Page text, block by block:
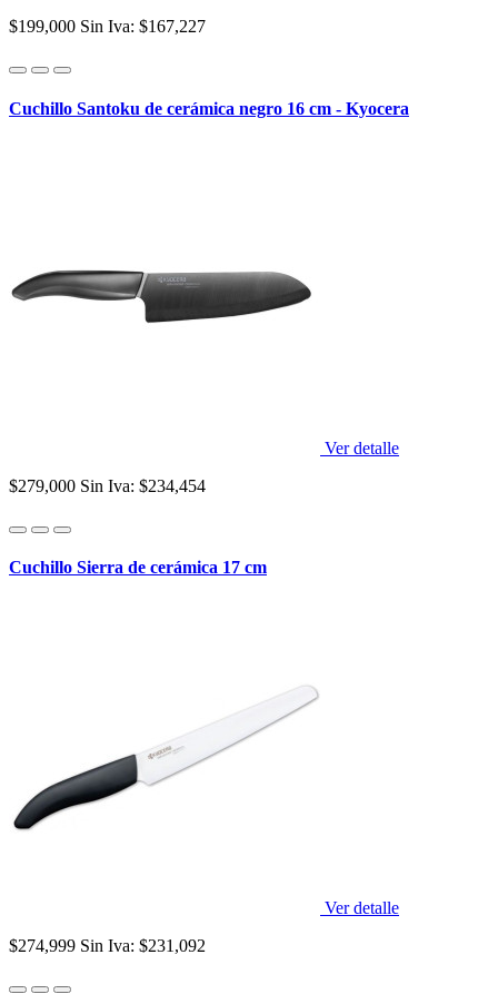
$199,000 Sin Iva: $167,227
Cuchillo Santoku de cerámica negro 16 cm - Kyocera
Ver detalle
$279,000 Sin Iva: $234,454
Cuchillo Sierra de cerámica 17 cm
Ver detalle
$274,999 Sin Iva: $231,092